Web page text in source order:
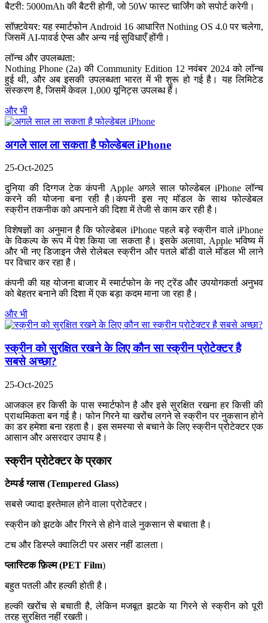
बैटरी: 5000mAh की बैटरी होगी, जो 50W फास्ट चार्जिंग को सपोर्ट करेगी।
सॉफ़्टवेयर: यह स्मार्टफोन Android 16 आधारित Nothing OS 4.0 पर चलेगा,
जिसमें AI-पावर्ड ऐप्स और अन्य नई सुविधाएँ होंगी।
लॉन्च और उपलब्धता:
Nothing Phone (2a) की Community Edition 12 नवंबर 2024 को लॉन्च
हुई थी, और अब इसकी उपलब्धता भारत में भी शुरू हो गई है। यह लिमिटेड
संस्करण है, जिसमें केवल 1,000 यूनिट्स उपलब्ध हैं।
और भी
अगले साल ला सकता है फोल्डेबल iPhone
25-Oct-2025
दुनिया की दिग्गज टेक कंपनी Apple अगले साल फोल्डेबल iPhone लॉन्च
करने की योजना बना रही है।कंपनी इस नए मॉडल के साथ फोल्डेबल
स्क्रीन तकनीक को अपनाने की दिशा में तेजी से काम कर रही है।
विशेषज्ञों का अनुमान है कि फोल्डेबल iPhone पहले बड़े स्क्रीन वाले iPhone
के विकल्प के रूप में पेश किया जा सकता है। इसके अलावा, Apple भविष्य में
और भी नए डिजाइन जैसे रोलेबल स्क्रीन और पतले बॉडी वाले मॉडल भी लाने
पर विचार कर रहा है।
कंपनी की यह योजना बाजार में स्मार्टफोन के नए ट्रेंड और उपयोगकर्ता अनुभव
को बेहतर बनाने की दिशा में एक बड़ा कदम माना जा रहा है।
और भी
स्क्रीन को सुरक्षित रखने के लिए कौन सा स्क्रीन प्रोटेक्टर है
सबसे अच्छा?
25-Oct-2025
आजकल हर किसी के पास स्मार्टफोन है और इसे सुरक्षित रखना हर किसी की
प्राथमिकता बन गई है। फोन गिरने या खरोंच लगने से स्क्रीन पर नुकसान होने
का डर हमेशा बना रहता है। इस समस्या से बचाने के लिए स्क्रीन प्रोटेक्टर एक
आसान और असरदार उपाय है।
स्क्रीन प्रोटेक्टर के प्रकार
टेम्पर्ड ग्लास (Tempered Glass)
सबसे ज्यादा इस्तेमाल होने वाला प्रोटेक्टर।
स्क्रीन को झटके और गिरने से होने वाले नुकसान से बचाता है।
टच और डिस्प्ले क्वालिटी पर असर नहीं डालता।
प्लास्टिक फ़िल्म (PET Film)
बहुत पतली और हल्की होती है।
हल्की खरोंच से बचाती है, लेकिन मजबूत झटके या गिरने से स्क्रीन को पूरी
तरह सुरक्षित नहीं रखती।